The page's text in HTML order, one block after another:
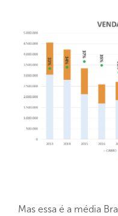
Mas essa é a média